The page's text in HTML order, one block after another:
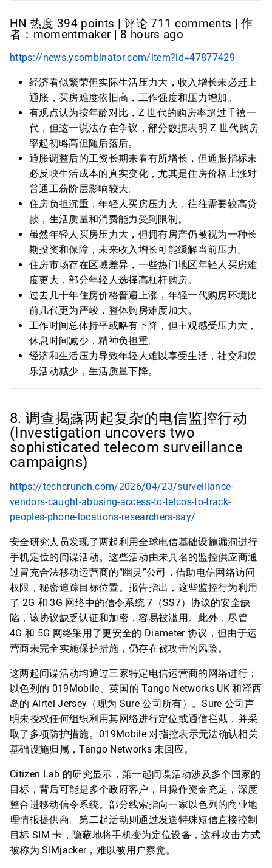
HN 热度 394 points | 评论 711 comments | 作
者：momentmaker | 8 hours ago
https://news.ycombinator.com/item?id=47877429
经济看似繁荣但实际生活压力大，收入增长未必赶上
通胀，买房难度依旧高，工作强度和压力增加。
有观点认为按年龄对比，Z 世代的购房率超过千禧一
代，但这一说法存在争议，部分数据表明 Z 世代购房
率起初略高但随后落后。
通胀调整后的工资长期来看有所增长，但通胀指标未
必反映生活成本的真实变化，尤其是住房价格上涨对
普通工薪阶层影响较大。
住房负担沉重，年轻人买房压力大，往往需要较高贷
款，生活质量和消费能力受到限制。
虽然年轻人买房压力大，但拥有房产仍被视为一种长
期投资和保障，未来收入增长可能缓解当前压力。
住房市场存在区域差异，一些热门地区年轻人买房难
度更大，部分年轻人选择高杠杆购房。
过去几十年住房价格普遍上涨，年轻一代购房环境比
前几代更为严峻，整体购房难度加大。
工作时间总体持平或略有下降，但主观感受压力大，
休息时间减少，精神负担重。
经济和生活压力导致年轻人难以享受生活，社交和娱
乐活动减少，生活质量下降。
8. 调查揭露两起复杂的电信监控行动
(Investigation uncovers two
sophisticated telecom surveillance
campaigns)
https://techcrunch.com/2026/04/23/surveillance-
vendors-caught-abusing-access-to-telcos-to-track-
peoples-phone-locations-researchers-say/
安全研究人员发现了两起利用全球电信基础设施漏洞进行
手机定位的间谍活动。这些活动由未具名的监控供应商通
过冒充合法移动运营商的“幽灵”公司，借助电信网络访问
权限，秘密追踪目标位置。报告指出，这些监控行为利用
了 2G 和 3G 网络中的信令系统 7（SS7）协议的安全缺
陷，该协议缺乏认证和加密，容易被滥用。此外，尽管
4G 和 5G 网络采用了更安全的 Diameter 协议，但由于运
营商未完全实施保护措施，仍存在被攻击的风险。
这两起间谍活动均通过三家特定电信运营商的网络进行：
以色列的 019Mobile、英国的 Tango Networks UK 和泽西
岛的 Airtel Jersey（现为 Sure 公司所有）。Sure 公司声
明未授权任何组织利用其网络进行定位或通信拦截，并采
取了多项防护措施。019Mobile 对指控表示无法确认相关
基础设施归属，Tango Networks 未回应。
Citizen Lab 的研究显示，第一起间谍活动涉及多个国家的
目标，背后可能是多个政府客户，且操作资金充足，深度
整合进移动信令系统。部分线索指向一家以色列的商业地
理情报提供商。第二起活动则通过发送特殊短信直接控制
目标 SIM 卡，隐蔽地将手机变为定位设备，这种攻击方式
被称为 SIMjacker，难以被用户察觉。